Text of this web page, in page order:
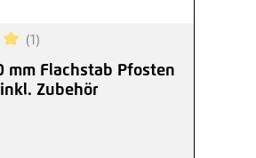
Bewertung von 5 von 5
(1)
mm Flachstab Pfosten
Zubehör